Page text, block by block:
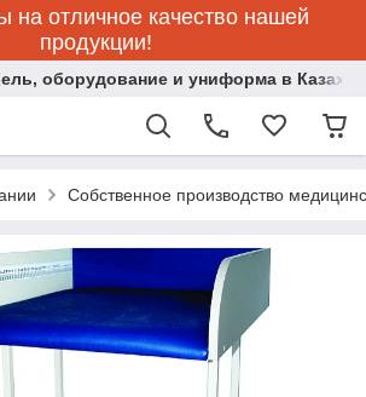
на отличное качество нашей
продукции!
оборудование и униформа в
Собственное производство